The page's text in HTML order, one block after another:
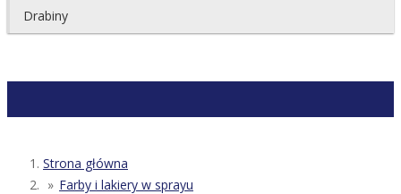
Drabiny
Strona główna
Farby i lakiery w sprayu